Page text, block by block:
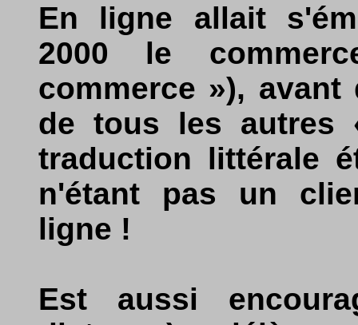
En ligne allait
2000 le
commerce »),
de tous les autres
traduction littérale
n'étant pas un
ligne !
Est aussi